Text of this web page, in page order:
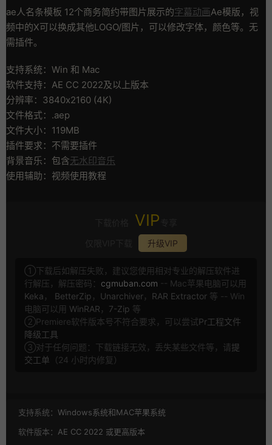
ae人名条模板 12个商务简约带图片展示的字幕动画Ae模版，视
频中的X可以换成其他LOGO/图片，可以修改字体，颜色等。无
需插件。
支持系统：Win 和 Mac
软件支持：AE CC 2022及以上版本
分辨率：3840x2160 (4K)
文件格式：.aep
文件大小：119MB
插件要求：不需要插件
背景音乐：包含无水印音乐
使用辅助：视频使用教程
VIP
升级VIP
①下载后如解压失败，建议您使用相对专业的解压软件进
行解压，解压密码： cgmuban.com -- Mac苹果电脑可以用
Keka ， BetterZip ， Unarchiver， RAR Extractor 等 -- Win
电脑可以用 WinRAR ， 7-Zip 等
②Premiere软件版本号不符合要求，可以尝试Pr工程文件
降级工具
③对于任何问题：下载链接无效，丢失某些文件等，请提
交工单 （24 小时内修复）
支持系统： Windows系统和MAC苹果系统
软件版本： AE CC 2022 或更高版本